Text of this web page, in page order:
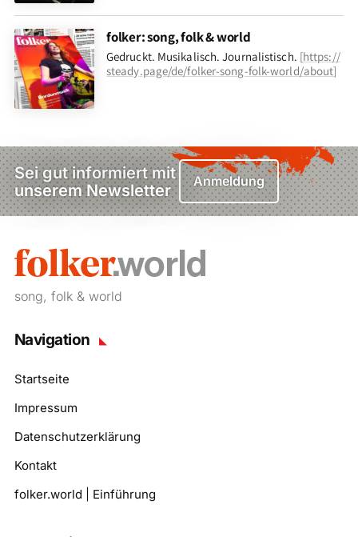
folker: song, folk & world
Gedruckt. Musikalisch. Journalistisch. [https://
steady.page/de/folker-song-folk-world/about]
Sei gut informiert mit
unserem Newsletter
Anmeldung
song, folk & world
Navigation
Startseite
Impressum
Datenschutzerklärung
Kontakt
folker.world | Einführung